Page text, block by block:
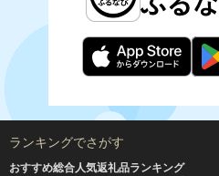
ランキングでさがす
おすすめ総合人気返礼品ランキング